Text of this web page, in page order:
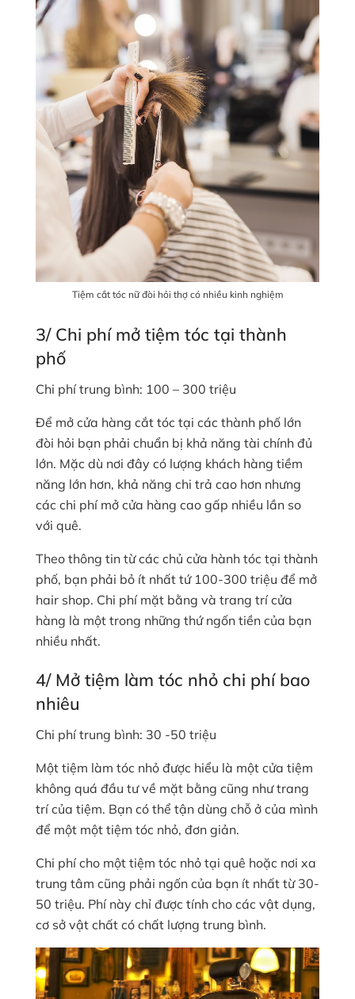
Tiệm cắt tóc nữ đòi hỏi thợ có nhiều kinh nghiệm
3/ Chi phí mở tiệm tóc tại thành
phố
Chi phí trung bình: 100 – 300 triệu
Để mở cửa hàng cắt tóc tại các thành phố lớn
đòi hỏi bạn phải chuẩn bị khả năng tài chính đủ
lớn. Mặc dù nơi đây có lượng khách hàng tiềm
năng lớn hơn, khả năng chi trả cao hơn nhưng
các chi phí mở cửa hàng cao gấp nhiều lần so
với quê.
Theo thông tin từ các chủ cửa hành tóc tại thành
phố, bạn phải bỏ ít nhất tứ 100-300 triệu để mở
hair shop. Chi phí mặt bằng và trang trí cửa
hàng là một trong những thứ ngốn tiền của bạn
nhiều nhất.
4/ Mở tiệm làm tóc nhỏ chi phí bao
nhiêu
Chi phí trung bình: 30 -50 triệu
Một tiệm làm tóc nhỏ được hiểu là một cửa tiệm
không quá đầu tư về mặt bằng cũng như trang
trí của tiệm. Bạn có thể tận dùng chỗ ở của mình
để một một tiệm tóc nhỏ, đơn giản.
Chi phí cho một tiệm tóc nhỏ tại quê hoặc nơi xa
trung tâm cũng phải ngốn của bạn ít nhất từ 30-
50 triệu. Phí này chỉ được tính cho các vật dụng,
cơ sở vật chất có chất lượng trung bình.